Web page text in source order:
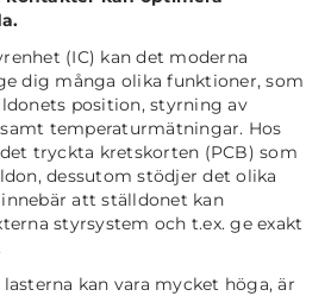
(IC) kan det moderna
dig många olika funktioner, som
position, styrning av
temperaturmätningar. Hos
det tryckta kretskorten (PCB) som
dessutom stödjer det olika
att ställdonet kan
styrsystem och t.ex. ge exakt
kan vara mycket höga, är